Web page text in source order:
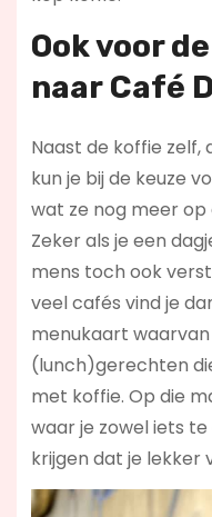
Ook voor
naar Café
Naast de koffie zelf,
kun je bij de keuze
wat ze nog meer
Zeker als je een
mens toch ook
veel cafés vind je
menukaart
(lunch)gerechten
met koffie. Op die
waar je zowel iets
krijgen dat je lekker